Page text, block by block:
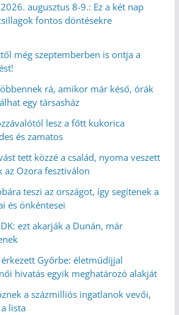
augusztus 8-9.: Ez a két nap
fontos döntésekre
még szeptemberben is ontja a
rá, amikor már késő, órák
egy társasház
lesz a főtt kukorica
és zamatos
tett közzé a család, nyoma veszett
az Ozora fesztiválon
teszi az országot, így segítenek a
és önkéntesei
ezt akarják a Dunán, már
Győrbe: életműdíjjal
hivatás egyik meghatározó alakját
a százmilliós ingatlanok vevői,
lista